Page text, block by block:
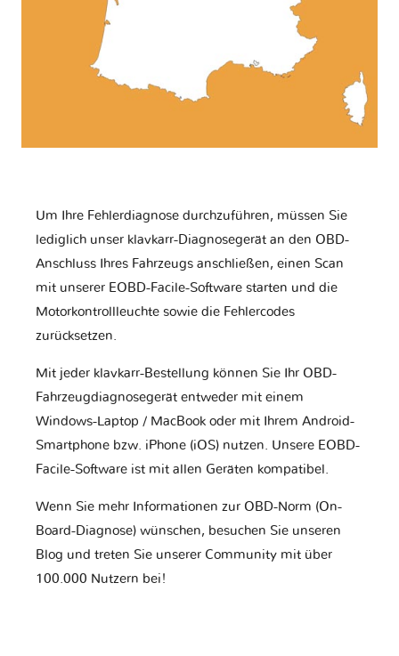
Um Ihre Fehlerdiagnose durchzuführen, müssen Sie
lediglich unser klavkarr-Diagnosegerät an den OBD-
Anschluss Ihres Fahrzeugs anschließen, einen Scan
mit unserer EOBD-Facile-Software starten und die
Motorkontrollleuchte sowie die Fehlercodes
zurücksetzen.
Mit jeder klavkarr-Bestellung können Sie Ihr OBD-
Fahrzeugdiagnosegerät entweder mit einem
Windows-Laptop / MacBook oder mit Ihrem Android-
Smartphone bzw. iPhone (iOS) nutzen. Unsere EOBD-
Facile-Software ist mit allen Geräten kompatibel.
Wenn Sie mehr Informationen zur OBD-Norm (On-
Board-Diagnose) wünschen, besuchen Sie unseren
Blog und treten Sie unserer Community mit über
100.000 Nutzern bei!